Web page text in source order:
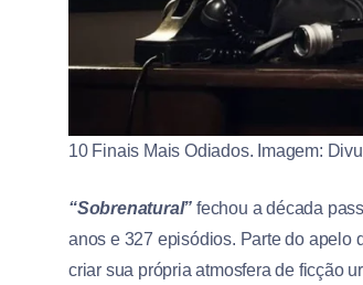
10 Finais Mais Odiados. Imagem:
“Sobrenatural” fechou a década
anos e 327 episódios. Parte do apelo
criar sua própria atmosfera de ficção